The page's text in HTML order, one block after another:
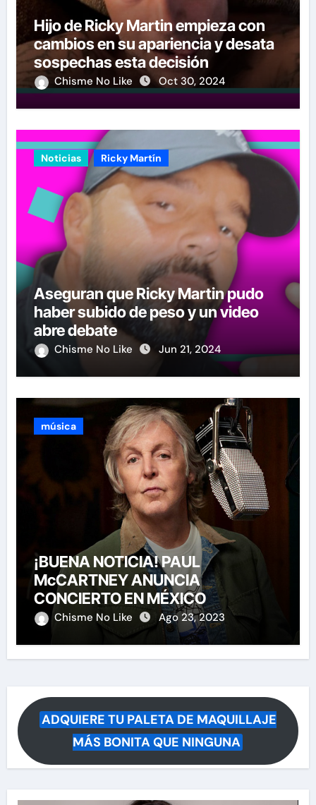
Hijo de Ricky Martin empieza con
cambios en su apariencia y desata
sospechas esta decisión
Chisme No Like Oct 30, 2024
Noticias Ricky Martín
Aseguran que Ricky Martin pudo
haber subido de peso y un video
abre debate
Chisme No Like Jun 21, 2024
música
¡BUENA NOTICIA! PAUL
McCARTNEY ANUNCIA
CONCIERTO EN MÉXICO
Chisme No Like Ago 23, 2023
ADQUIERE TU PALETA DE MAQUILLAJE
MÁS BONITA QUE NINGUNA